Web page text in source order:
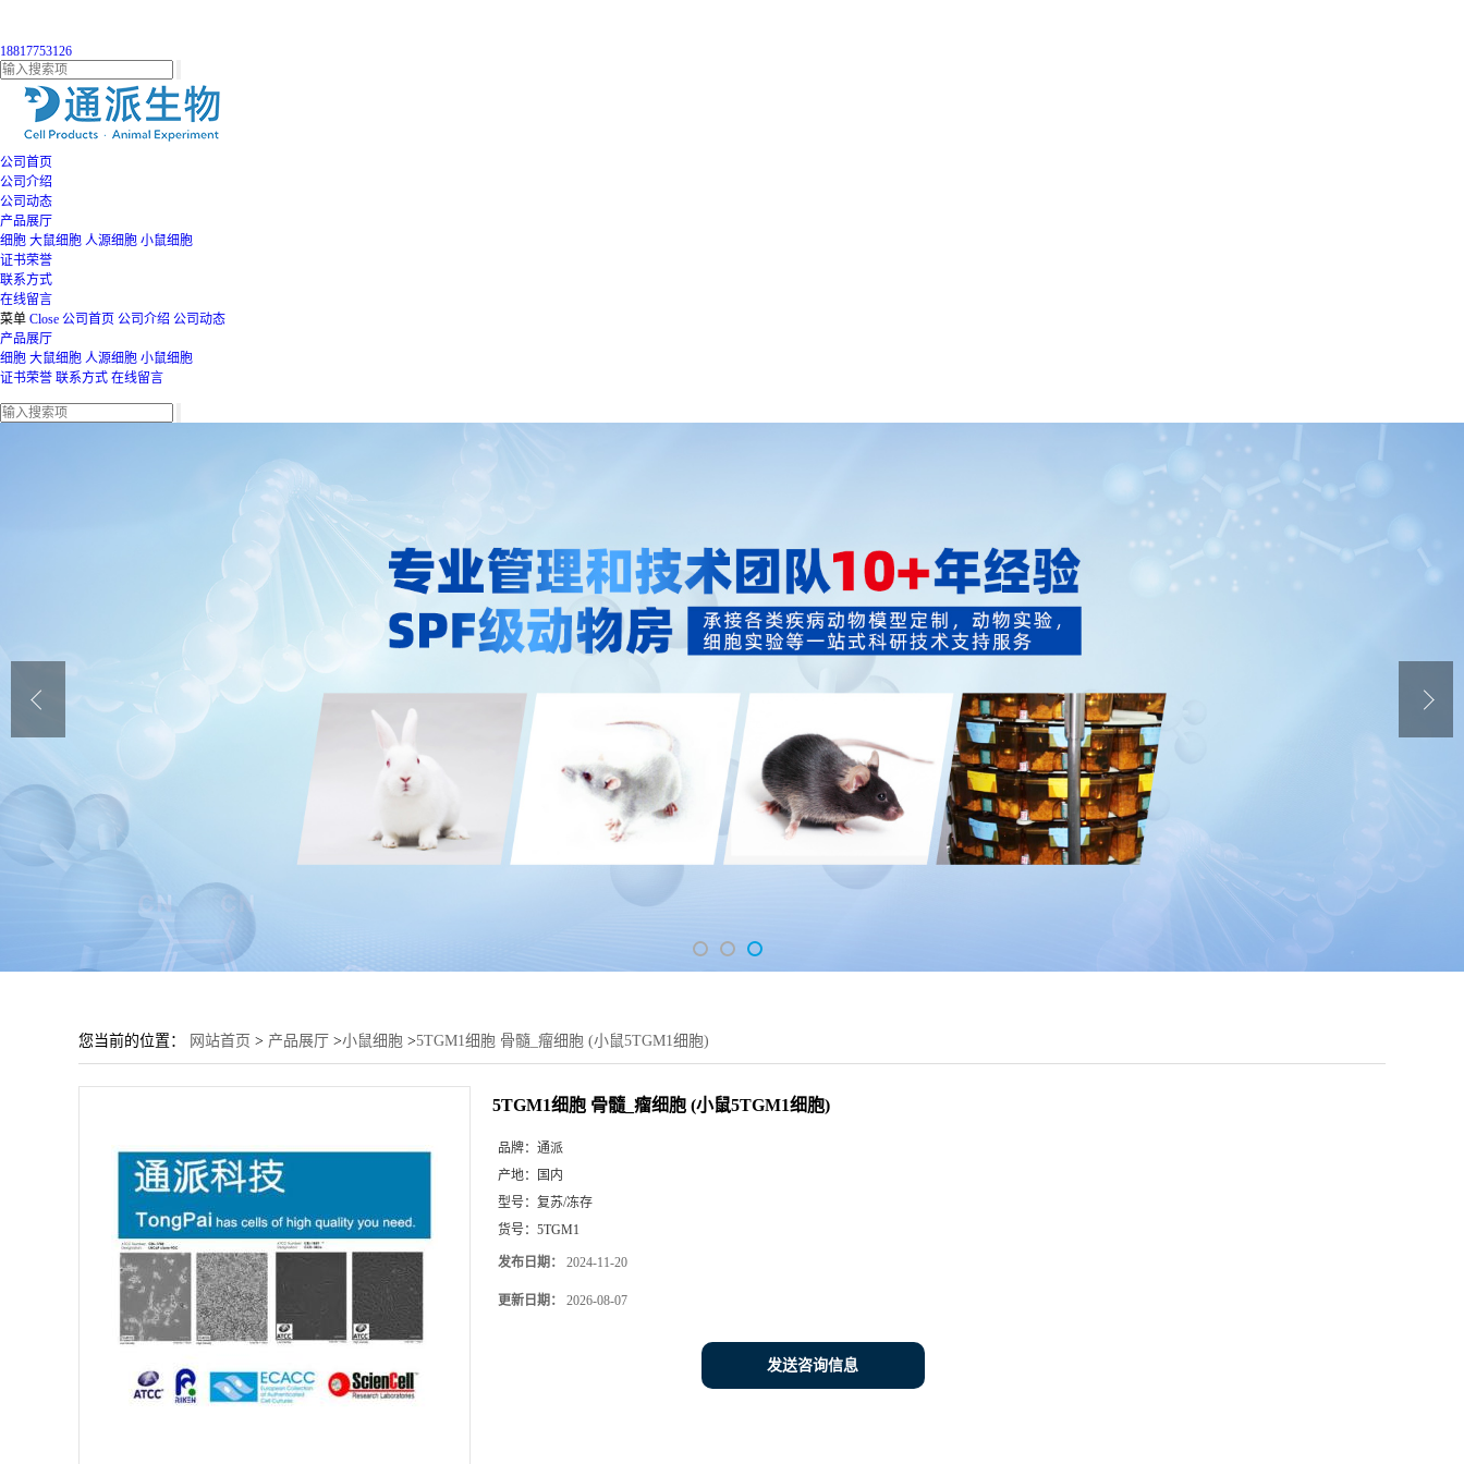
18817753126
公司首页
公司介绍
公司动态
产品展厅
细胞 大鼠细胞 人源细胞 小鼠细胞
证书荣誉
联系方式
在线留言
菜单 Close 公司首页 公司介绍 公司动态
产品展厅
细胞 大鼠细胞 人源细胞 小鼠细胞
证书荣誉 联系方式 在线留言
您当前的位置： 网站首页 > 产品展厅 >小鼠细胞 >5TGM1细胞 骨髓_瘤细胞 (小鼠5TGM1细胞)
5TGM1细胞 骨髓_瘤细胞 (小鼠5TGM1细胞)
品牌： 通派
产地：
国内
型号： 复苏/冻存
货号： 5TGM1
发布日期： 2024-11-20
更新日期： 2026-08-07
发送咨询信息